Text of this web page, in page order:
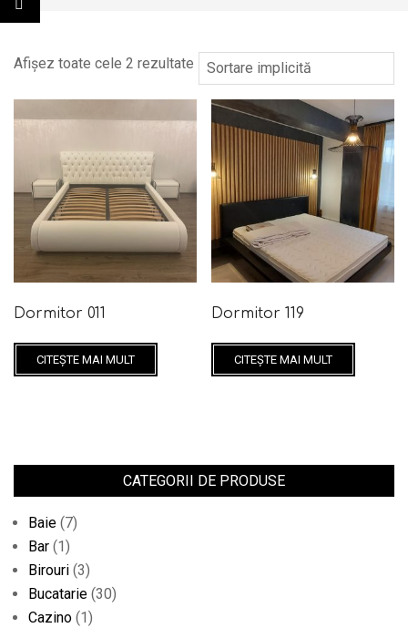
Afișez toate cele 2 rezultate
Dormitor 011
CITEȘTE MAI MULT
Dormitor 119
CITEȘTE MAI MULT
CATEGORII DE PRODUSE
Baie (7)
Bar (1)
Birouri (3)
Bucatarie (30)
Cazino (1)